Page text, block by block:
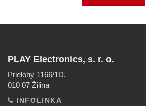
PLAY Electronics, s. r. o.
Prielohy 1166/1D,
010 07 Žilina
INFOLINKA